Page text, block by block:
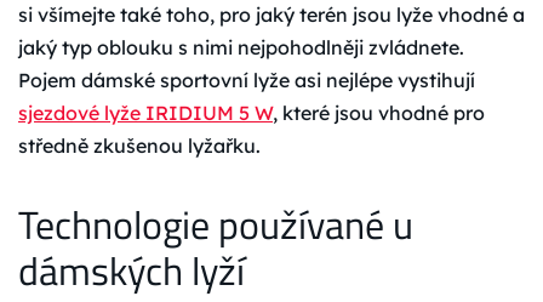
si všímejte také toho, pro jaký terén jsou lyže vhodné a
jaký typ oblouku s nimi nejpohodlněji zvládnete.
Pojem dámské sportovní lyže asi nejlépe vystihují
sjezdové lyže IRIDIUM 5 W, které jsou vhodné pro
středně zkušenou lyžařku.
Technologie používané u
dámských lyží